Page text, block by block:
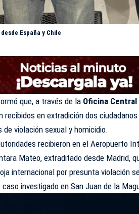
España y Chile
que, a través de la Oficina Central
recibidos en extradición dos
violación sexual y homicidio.
recibieron en el Aeropuerto
Mateo, extraditado desde Madrid,
internacional por presunta violación
investigado en San Juan de la